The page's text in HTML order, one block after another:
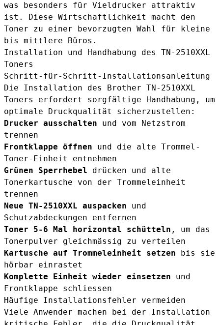
was besonders für Vieldrucker attraktiv
ist. Diese Wirtschaftlichkeit macht den
Toner zu einer bevorzugten Wahl für kleine
bis mittlere Büros.
Installation und Handhabung des TN-2510XXL
Toners
Schritt-für-Schritt-Installationsanleitung
Die Installation des Brother TN-2510XXL
Toners erfordert sorgfältige Handhabung, um
optimale Druckqualität sicherzustellen:
Drucker ausschalten und vom Netzstrom
trennen
Frontklappe öffnen und die alte Trommel-
Toner-Einheit entnehmen
Grünen Sperrhebel drücken und alte
Tonerkartusche von der Trommeleinheit
trennen
Neue TN-2510XXL auspacken und
Schutzabdeckungen entfernen
Toner 5-6 Mal horizontal schütteln , um das
Tonerpulver gleichmässig zu verteilen
Kartusche auf Trommeleinheit setzen bis sie
hörbar einrastet
Komplette Einheit wieder einsetzen und
Frontklappe schliessen
Häufige Installationsfehler vermeiden
Viele Anwender machen bei der Installation